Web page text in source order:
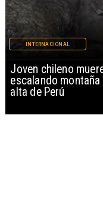
Brasil reduce
diplomático con
Argentina por dichos
INTERNACIONAL